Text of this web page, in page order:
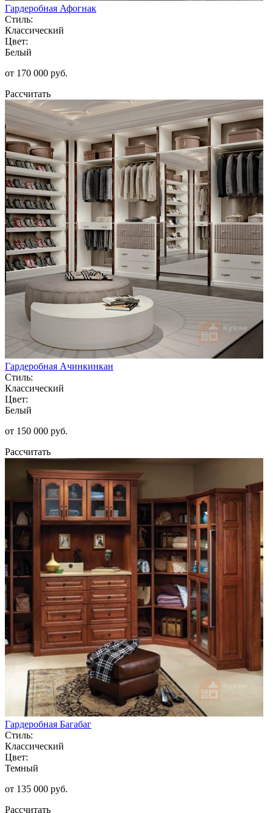
Гардеробная Афогнак
Стиль:
Классический
Цвет:
Белый
от 170 000 руб.
Рассчитать
Гардеробная Ачинкинкан
Стиль:
Классический
Цвет:
Белый
от 150 000 руб.
Рассчитать
Гардеробная Багабаг
Стиль:
Классический
Цвет:
Темный
от 135 000 руб.
Рассчитать